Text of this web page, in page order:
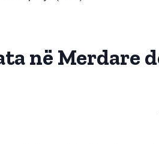
në Merdare